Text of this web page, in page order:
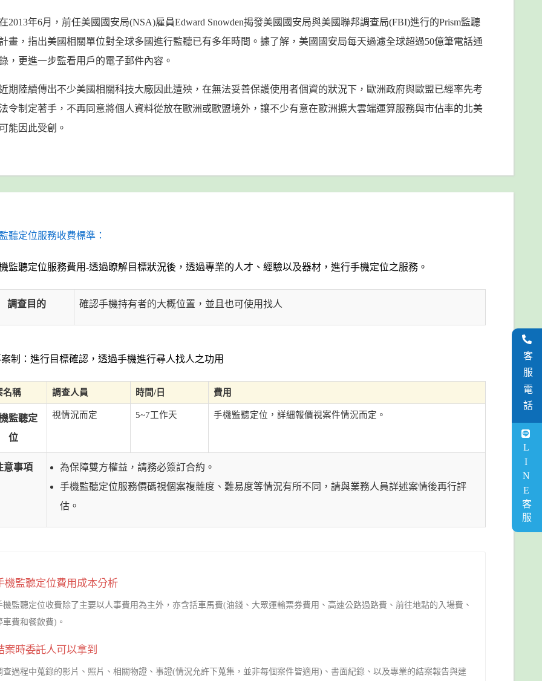
2013年6月，前任美國國安局(NSA)雇員Edward Snowden揭發美國國安局與美國聯邦調查局(FBI)進行的Prism監聽
畫，指出美國相關單位對全球多國進行監聽已有多年時間。據了解，美國國安局每天過濾全球超過50億筆電話通
，更進一步監看用戶的電子郵件內容。
期陸續傳出不少美國相關科技大廠因此遭殃，在無法妥善保護使用者個資的狀況下，歐洲政府與歐盟已經率先考
令制定著手，不再同意將個人資料從放在歐洲或歐盟境外，讓不少有意在歐洲擴大雲端運算服務與市佔率的北美
能因此受創。
聽定位服務收費標準：
監聽定位服務費用-透過瞭解目標狀況後，透過專業的人才、經驗以及器材，進行手機定位之服務。
調查目的 確認手機持有者的大概位置，並且也可使用找人
制：進行目標確認，透過手機進行尋人找人之功用
名稱 調查人員 時間/日 費用
監聽定
位
視情況而定 5~7工作天 手機監聽定位，詳細報價視案件情況而定。
意事項
為保障雙方權益，請務必簽訂合約。
手機監聽定位服務價碼視個案複雜度、難易度等情況有所不同，請與業務人員詳述案情後再行評
估。
機監聽定位費用成本分析
機監聽定位收費除了主要以人事費用為主外，亦含括車馬費(油錢、大眾運輸票券費用、高速公路過路費、前往地點的入場費、
車費和餐飲費)。
案時委託人可以拿到
查過程中蒐錄的影片、照片、相關物證、事證(情況允許下蒐集，並非每個案件皆適用)、書面紀錄、以及專業的結案報告與建
客服電話
LINE客服